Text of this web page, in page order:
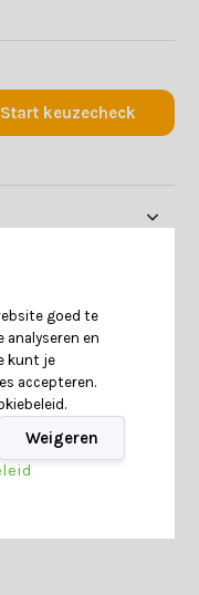
Start keuzecheck
bekeken
goed te
en
kunt je
accepteren.
Weigeren